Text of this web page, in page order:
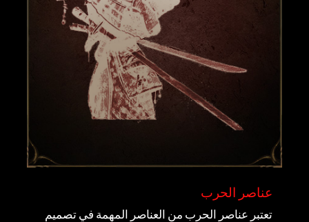
عناصر الحرب
تعتبر عناصر الحرب من العناصر المهمة في تصميم